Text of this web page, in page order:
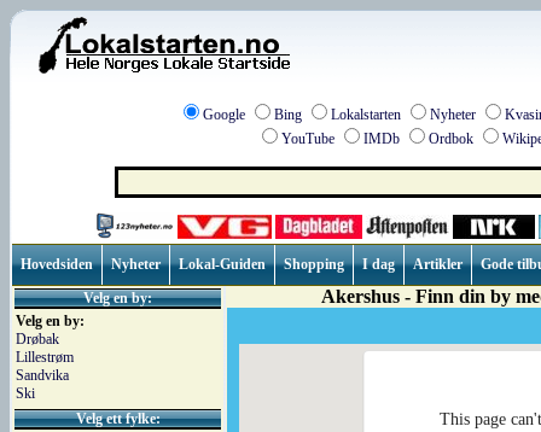
Google Bing Lokalstarten Nyheter
YouTube
IMDb Ordbok
Hovedsiden Nyheter Lokal-Guiden Shopping I dag Artikler
Gode
Velg en by:
Velg en by:
Drøbak
Lillestrøm
Sandvika
Ski
Velg ett fylke:
Akershus - Finn din by
This page